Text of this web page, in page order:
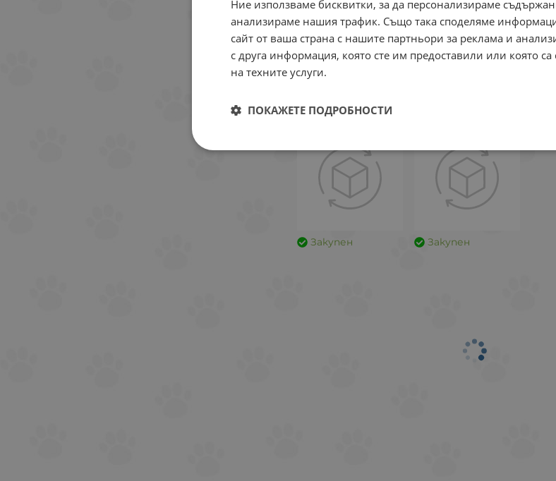
Кределио 56мг, кучета
Закупен
Закупен Закупен
Ние използваме бисквитки, за да персонализираме
анализираме нашия трафик. Също така споделяме
сайт от ваша страна с нашите партньори за реклама и
с друга информация, която сте им предоставили или която
на техните услуги.
ПОКАЖЕТЕ ПОДРОБНОСТИ